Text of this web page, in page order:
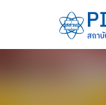
ข้ามไปยังเนื้อหาหลัก